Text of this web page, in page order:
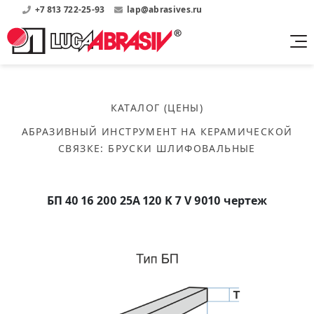
+7 813 722-25-93 lap@abrasives.ru
бакелитовой связке
Скачать каталог
Круги шлифовальные
Сегменты шлифовальные
керамической связке
Круги шлифовальные
Скачать прайсы на нашу продукцию
Нормативные документы, ГОСТы, Инструкции по
О нас
Информация о заводе
История завода
Контакты
КАТАЛОГ (ЦЕНЫ)
АБРАЗИВНЫЙ ИНСТРУМЕНТ НА КЕРАМИЧЕСКОЙ
СВЯЗКЕ: БРУСКИ ШЛИФОВАЛЬНЫЕ
БП 40 16 200 25А 120 K 7 V 9010 чертеж